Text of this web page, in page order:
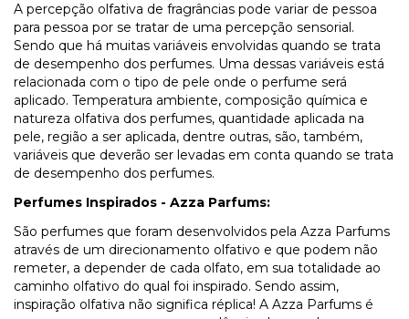
A percepção olfativa de fragrâncias pode variar de pessoa
para pessoa por se tratar de uma percepção sensorial.
Sendo que há muitas variáveis envolvidas quando se trata
de desempenho dos perfumes. Uma dessas variáveis está
relacionada com o tipo de pele onde o perfume será
aplicado. Temperatura ambiente, composição química e
natureza olfativa dos perfumes, quantidade aplicada na
pele, região a ser aplicada, dentre outras, são, também,
variáveis que deverão ser levadas em conta quando se trata
de desempenho dos perfumes.
Perfumes Inspirados - Azza Parfums:
São perfumes que foram desenvolvidos pela Azza Parfums
através de um direcionamento olfativo e que podem não
remeter, a depender de cada olfato, em sua totalidade ao
caminho olfativo do qual foi inspirado. Sendo assim,
inspiração olfativa não significa réplica! A Azza Parfums é